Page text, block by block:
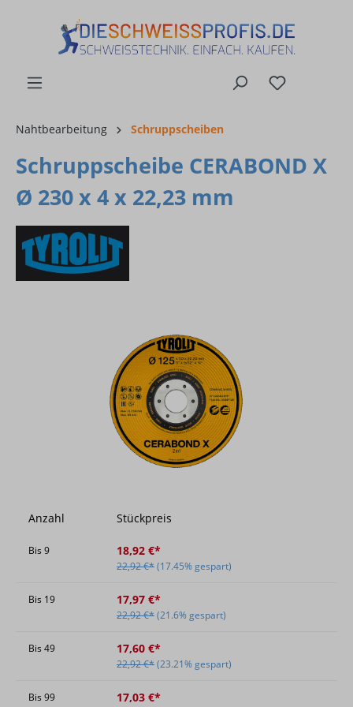
Nahtbearbeitung Schruppscheiben
Schruppscheibe CERABOND X
Ø 230 x 4 x 22,23 mm
Anzahl Stückpreis
Bis 9 18,92 €*
22,92 €*(17.45% gespart)
Bis 19 17,97 €*
22,92 €*(21.6% gespart)
Bis 49 17,60 €*
22,92 €*(23.21% gespart)
Bis 99 17,03 €*